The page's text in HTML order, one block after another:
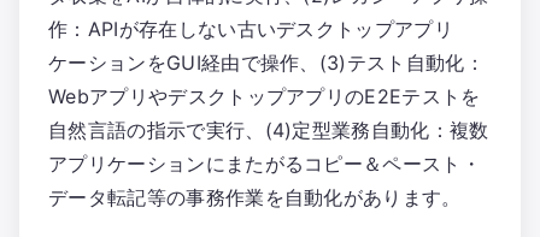
作：APIが存在しない古いデスクトップアプリ
ケーションをGUI経由で操作、(3)テスト自動化：
WebアプリやデスクトップアプリのE2Eテストを
自然言語の指示で実行、(4)定型業務自動化：複数
アプリケーションにまたがるコピー＆ペースト・
データ転記等の事務作業を自動化があります。